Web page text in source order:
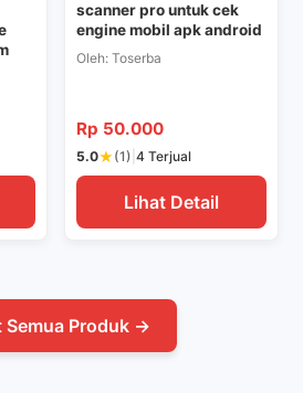
scanner pro untuk cek
engine mobil apk android
Oleh: Toserba
Rp 50.000
5.0★(1) 4 Terjual
Lihat Detail
Semua Produk →